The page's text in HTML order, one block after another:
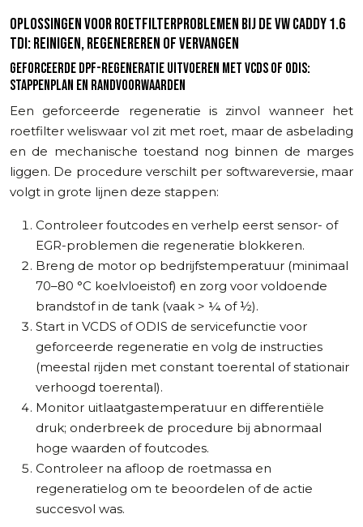
OPLOSSINGEN VOOR ROETFILTERPROBLEMEN BIJ DE VW CADDY 1.6
TDI: REINIGEN, REGENEREREN OF VERVANGEN
GEFORCEERDE DPF-REGENERATIE UITVOEREN MET VCDS OF ODIS:
STAPPENPLAN EN RANDVOORWAARDEN
Een geforceerde regeneratie is zinvol wanneer het
roetfilter weliswaar vol zit met roet, maar de asbelading
en de mechanische toestand nog binnen de marges
liggen. De procedure verschilt per softwareversie, maar
volgt in grote lijnen deze stappen:
Controleer foutcodes en verhelp eerst sensor- of
EGR-problemen die regeneratie blokkeren.
Breng de motor op bedrijfstemperatuur (minimaal
70–80 °C koelvloeistof) en zorg voor voldoende
brandstof in de tank (vaak > ¼ of ½).
Start in VCDS of ODIS de servicefunctie voor
geforceerde regeneratie en volg de instructies
(meestal rijden met constant toerental of stationair
verhoogd toerental).
Monitor uitlaatgastemperatuur en differentiële
druk; onderbreek de procedure bij abnormaal
hoge waarden of foutcodes.
Controleer na afloop de roetmassa en
regeneratielog om te beoordelen of de actie
succesvol was.